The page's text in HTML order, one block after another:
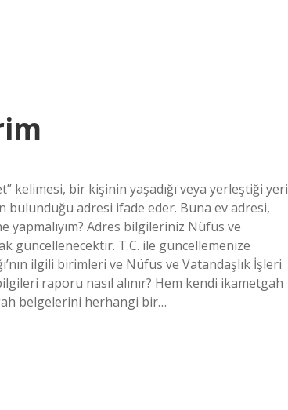
kelimesi, bir kişinin yaşadığı veya yerleştiği yeri
bulunduğu adresi ifade eder. Buna ev adresi,
Adres bilgileriniz Nüfus ve
güncellenecektir. T.C. ile güncellemenize
ilgili birimleri ve Nüfus ve Vatandaşlık İşleri
raporu nasıl alınır? Hem kendi ikametgah
belgelerini herhangi bir…